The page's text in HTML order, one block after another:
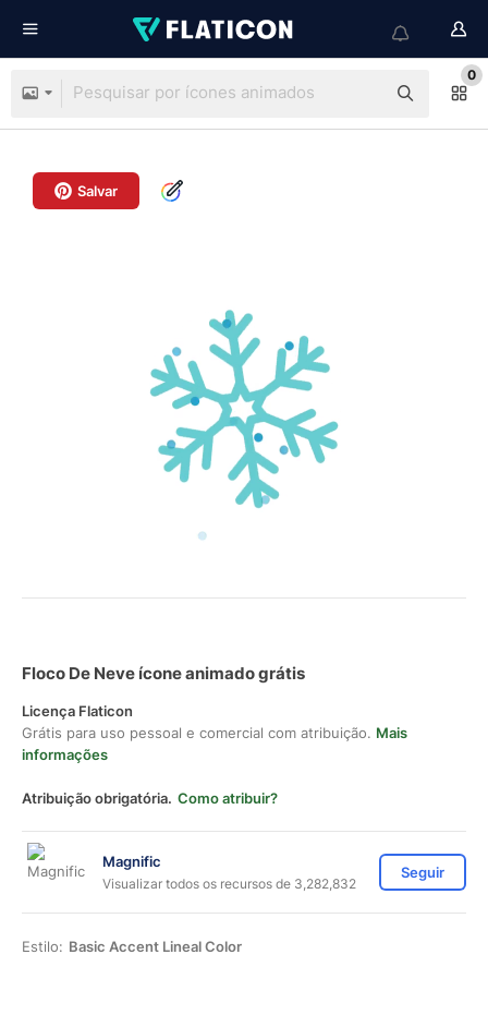
0
Salvar
Floco De Neve ícone animado grátis
Licença Flaticon
Grátis para uso pessoal e comercial com atribuição. Mais
informações
Atribuição obrigatória. Como atribuir?
Magnific
Visualizar todos os recursos de 3,282,832
Seguir
Estilo: Basic Accent Lineal Color